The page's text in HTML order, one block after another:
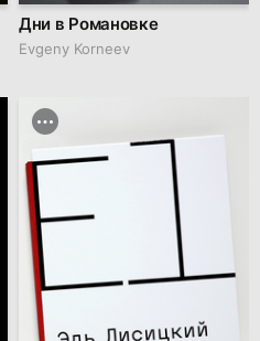
Дни в Романовке
Evgeny Korneev